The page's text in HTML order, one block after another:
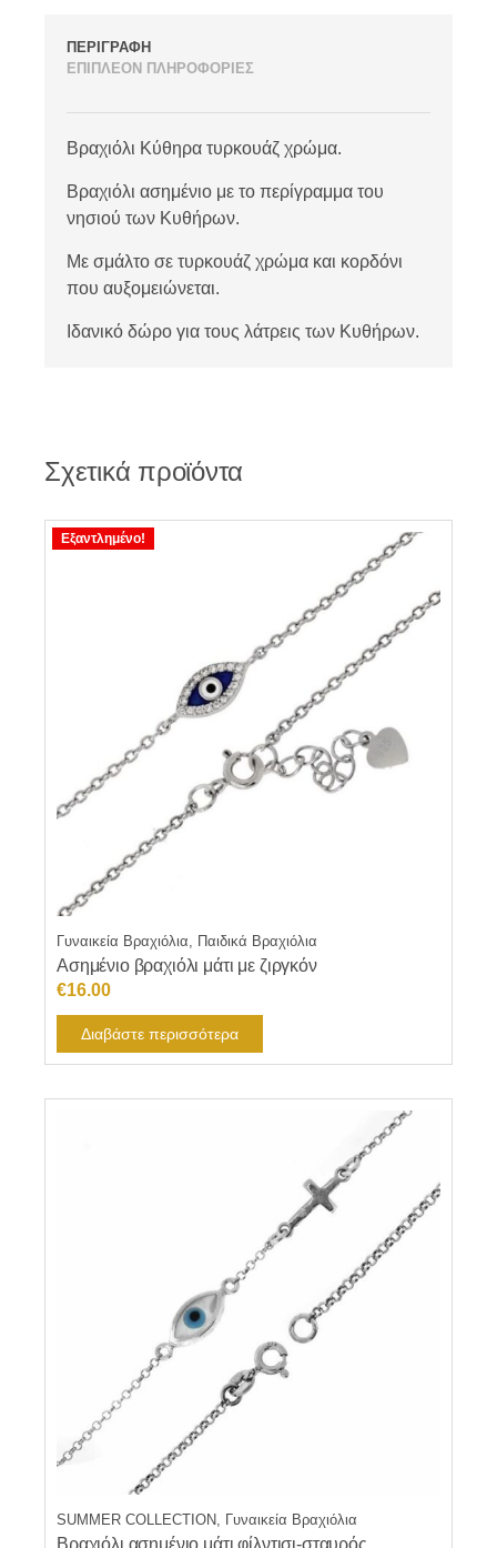
ΠΕΡΙΓΡΑΦΗ
ΕΠΙΠΛΕΟΝ ΠΛΗΡΟΦΟΡΙΕΣ
Βραχιόλι Κύθηρα τυρκουάζ χρώμα.
Βραχιόλι ασημένιο με το περίγραμμα του
νησιού των Κυθήρων.
Με σμάλτο σε τυρκουάζ χρώμα και κορδόνι
που αυξομειώνεται.
Ιδανικό δώρο για τους λάτρεις των Κυθήρων.
Σχετικά προϊόντα
Εξαντλημένο!
Γυναικεία Βραχιόλια, Παιδικά Βραχιόλια
Ασημένιο βραχιόλι μάτι με ζιργκόν
€16.00
Διαβάστε περισσότερα
SUMMER COLLECTION, Γυναικεία Βραχιόλια